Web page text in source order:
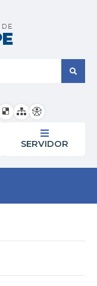
SERVIDOR